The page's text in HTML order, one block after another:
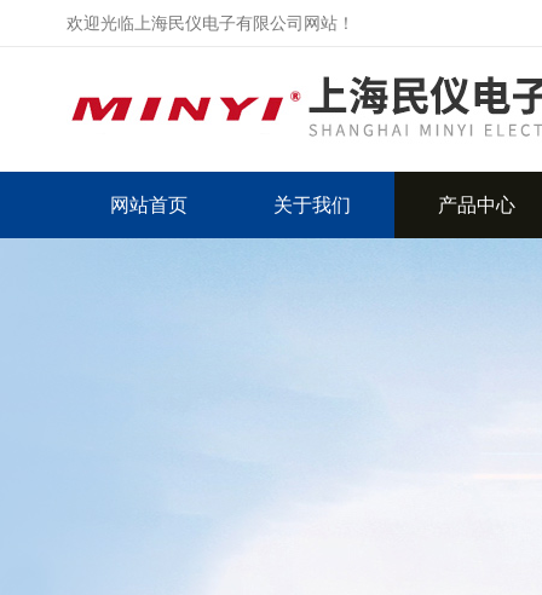
欢迎光临上海民仪电子有限公司网站！
网站首页 关于我们 产品中心